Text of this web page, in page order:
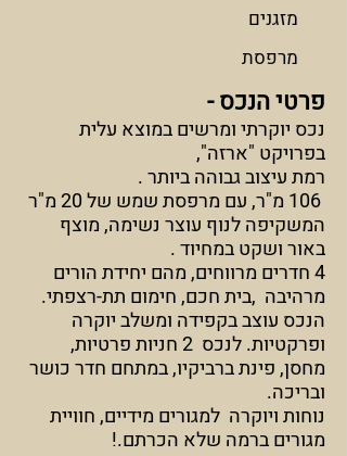
מזגנים
מרפסת
פרטי הנכס -
נכס יוקרתי ומרשים במוצא עלית
בפרויקט "ארזה",
רמת עיצוב גבוהה ביותר .
106 מ"ר, עם מרפסת שמש של 20 מ"ר
המשקיפה לנוף עוצר נשימה, מוצף
באור ושקט במחיוד .
4 חדרים מרווחים, מהם יחידת הורים
מרהיבה ,בית חכם, חימום תת-רצפתי.
הנכס עוצב בקפידה ומשלב יוקרה
ופרקטיות. לנכס 2 חניות פרטיות,
מחסן, פינת ברביקיו, במתחם חדר כושר
ובריכה.
נוחות ויוקרה למגורים מידיים, חוויית
מגורים ברמה שלא הכרתם.!